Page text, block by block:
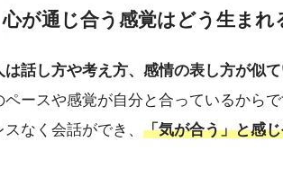
心が通じ合う感覚はどう生まれ
は話し方や考え方、感情の表し方が似
ペースや感覚が自分と合っているから
スなく会話ができ、 「気が合う」と感